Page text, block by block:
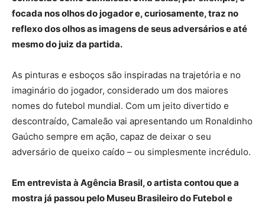
focada nos olhos do jogador e, curiosamente, traz no
reflexo dos olhos as imagens de seus adversários e até
mesmo do juiz da partida.
As pinturas e esboços são inspiradas na trajetória e no
imaginário do jogador, considerado um dos maiores
nomes do futebol mundial. Com um jeito divertido e
descontraído, Camaleão vai apresentando um Ronaldinho
Gaúcho sempre em ação, capaz de deixar o seu
adversário de queixo caído – ou simplesmente incrédulo.
Em entrevista à Agência Brasil, o artista contou que a
mostra já passou pelo Museu Brasileiro do Futebol e